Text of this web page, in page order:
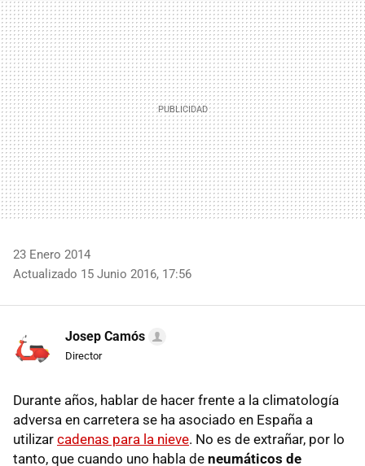
MAIL
23 Enero 2014
Actualizado 15 Junio 2016, 17:56
Josep Camós
Director
Durante años, hablar de hacer frente a la climatología
adversa en carretera se ha asociado en España a
utilizar cadenas para la nieve. No es de extrañar, por lo
tanto, que cuando uno habla de neumáticos de